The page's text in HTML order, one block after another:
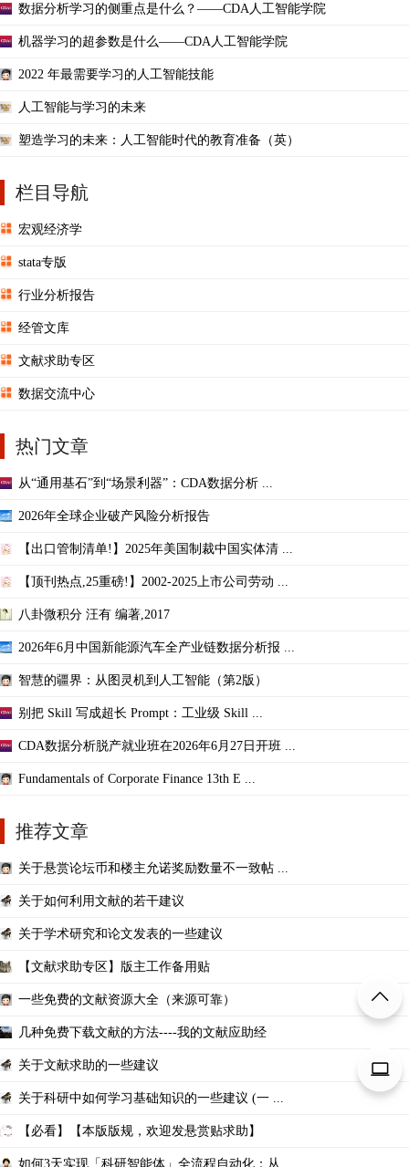
数据分析学习的侧重点是什么？——CDA人工智能学院
机器学习的超参数是什么——CDA人工智能学院
2022 年最需要学习的人工智能技能
人工智能与学习的未来
塑造学习的未来：人工智能时代的教育准备（英）
栏目导航
宏观经济学
stata专版
行业分析报告
经管文库
文献求助专区
数据交流中心
热门文章
从“通用基石”到“场景利器”：CDA数据分析 ...
2026年全球企业破产风险分析报告
【出口管制清单!】2025年美国制裁中国实体清 ...
【顶刊热点,25重磅!】2002-2025上市公司劳动 ...
八卦微积分 汪有 编著,2017
2026年6月中国新能源汽车全产业链数据分析报 ...
智慧的疆界：从图灵机到人工智能（第2版）
别把 Skill 写成超长 Prompt：工业级 Skill ...
CDA数据分析脱产就业班在2026年6月27日开班 ...
Fundamentals of Corporate Finance 13th E ...
推荐文章
关于悬赏论坛币和楼主允诺奖励数量不一致帖 ...
关于如何利用文献的若干建议
关于学术研究和论文发表的一些建议
【文献求助专区】版主工作备用贴
一些免费的文献资源大全（来源可靠）
几种免费下载文献的方法----我的文献应助经
关于文献求助的一些建议
关于科研中如何学习基础知识的一些建议 (一 ...
【必看】【本版版规，欢迎发悬赏贴求助】
如何3天实现「科研智能体」全流程自动化：从 ...